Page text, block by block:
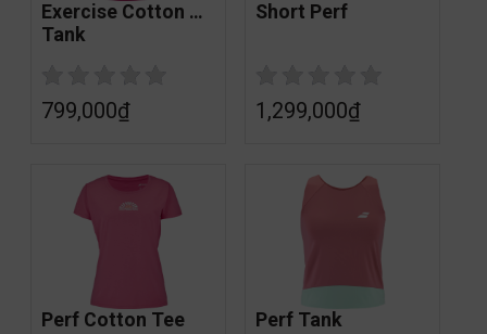
Exercise Cotton
Tank
799,000₫
Short Perf
1,299,000₫
Perf Cotton Tee Perf Tank